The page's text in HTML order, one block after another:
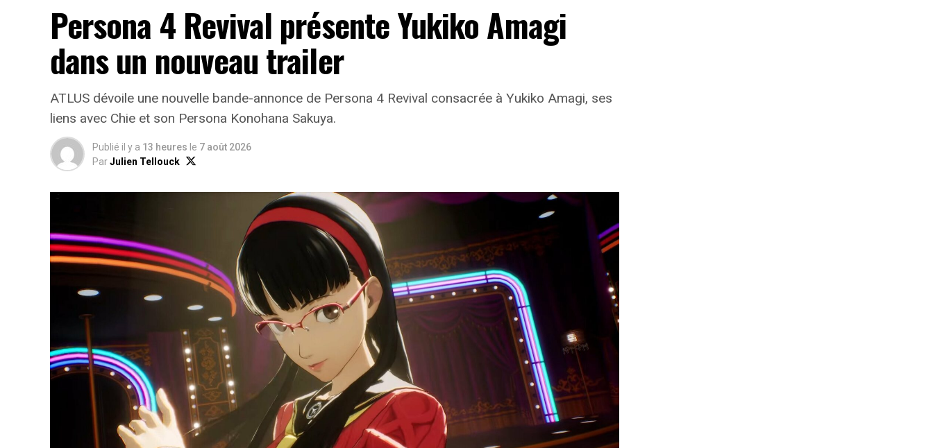
Persona 4 Revival présente Yukiko Amagi
dans un nouveau trailer
ATLUS dévoile une nouvelle bande-annonce de Persona 4 Revival consacrée à Yukiko Amagi, ses
liens avec Chie et son Persona Konohana Sakuya.
Publié il y a 13 heures le 7 août 2026
ParJulien Tellouck